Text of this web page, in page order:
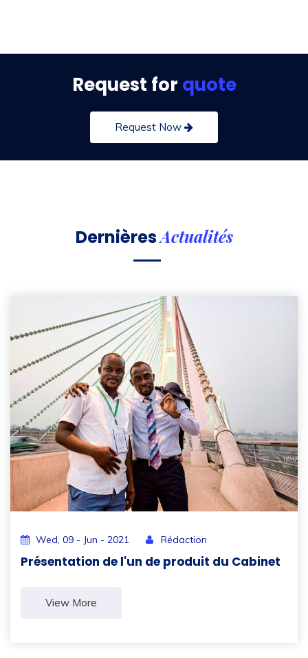
Request for quote
Request Now
DernièresActualités
Wed, 09 - Jun - 2021 Rédaction
Présentation de l'un de produit du Cabinet
View More